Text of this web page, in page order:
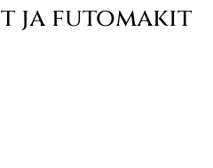
ja futomakit